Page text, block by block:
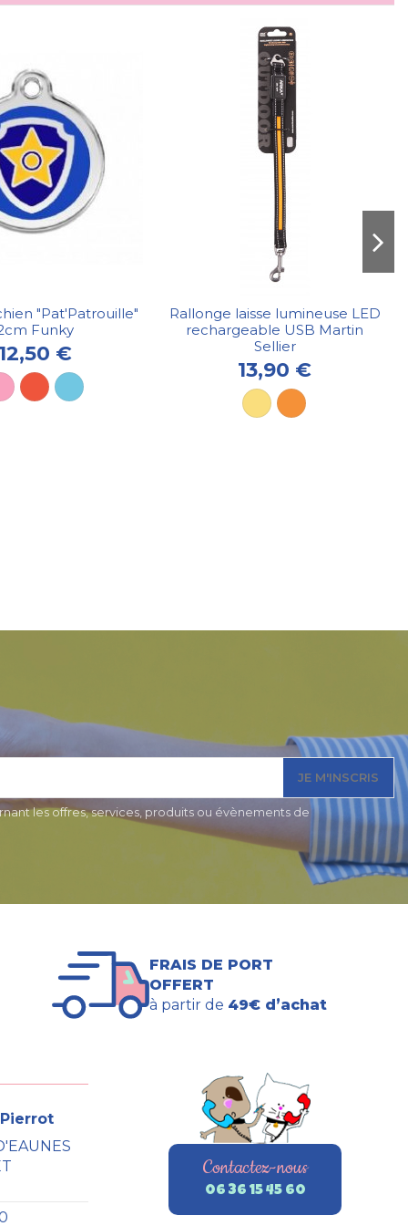
"Pat'Patrouille"
Funky
12,50 €
Rallonge laisse lumineuse LED
rechargeable USB Martin
Sellier
13,90 €
JE M'INSCRIS
les offres, services, produits ou évènements de
FRAIS DE PORT
OFFERT
à partir de 49€ d’achat
Contactez-nous
06 36 15 45 60